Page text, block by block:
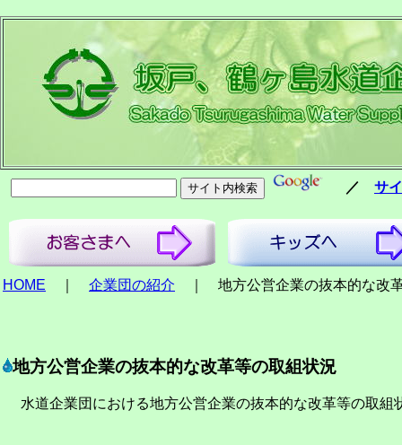
／ サ
HOME 企業団の紹介 ｜ 地方公営企業の抜本的な改
地方公営企業の抜本的な改革等の取組状況
水道企業団における地方公営企業の抜本的な改革等の取組